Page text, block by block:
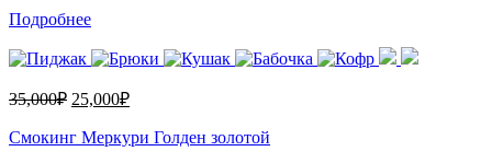
Подробнее
35,000₽ 25,000₽
Смокинг Меркури Голден золотой